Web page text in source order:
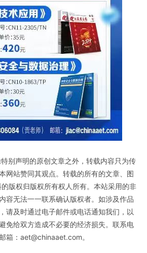
别声明的原创文章之外，转载内容只为传
网站赞同其观点。转载的所有的文章、图
版权归版权所有权人所有。本站采用的非
容无法一一联系确认版权者。如涉及作品
请及时通过电子邮件或电话通知我们，以
免给双方造成不必要的经济损失。联系电
箱：aet@chinaaet.com。